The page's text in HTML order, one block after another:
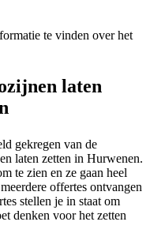
te vinden over het
laten
gekregen van de
laten zetten in Hurwenen.
te zien en ze gaan heel
offertes ontvangen
stellen je in staat om
denken voor het zetten